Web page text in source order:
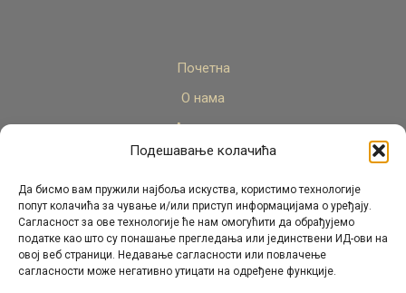
Подешавање колачића
Да бисмо вам пружили најбоља искуства, користимо технологије
попут колачића за чување и/или приступ информацијама о уређају.
Сагласност за ове технологије ће нам омогућити да обрађујемо
податке као што су понашање прегледања или јединствени ИД-ови на
овој веб страници. Недавање сагласности или повлачење
сагласности може негативно утицати на одређене функције.
Почетна
О нама
Актуелно
Стручни кадар
Пројекти
Архива
Контакт